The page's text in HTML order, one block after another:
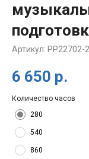
Артикул: PP22702-
6 650 р.
Количество часов
280
540
860